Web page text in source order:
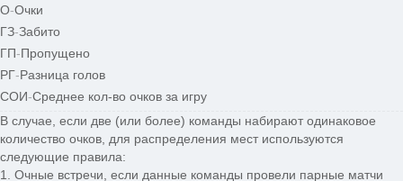
О-Очки
ГЗ-Забито
ГП-Пропущено
РГ-Разница голов
СОИ-Среднее кол-во очков за игру
В случае, если две (или более) команды набирают одинаковое
количество очков, для распределения мест используются
следующие правила:
1. Очные встречи, если данные команды провели парные матчи